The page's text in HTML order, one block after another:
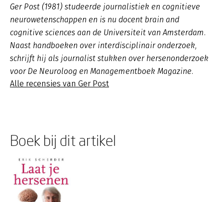
Ger Post (1981) studeerde journalistiek en cognitieve
neurowetenschappen en is nu docent brain and
cognitive sciences aan de Universiteit van Amsterdam.
Naast handboeken over interdisciplinair onderzoek,
schrijft hij als journalist stukken over hersenonderzoek
voor De Neuroloog en Managementboek Magazine.
Alle recensies van Ger Post
Boek bij dit artikel